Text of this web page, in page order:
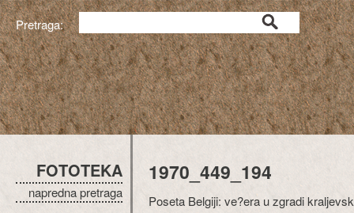
Pretraga:
FOTOTEKA
napredna pretraga
1970_449_194
Poseta Belgiji: ve?era u zgradi